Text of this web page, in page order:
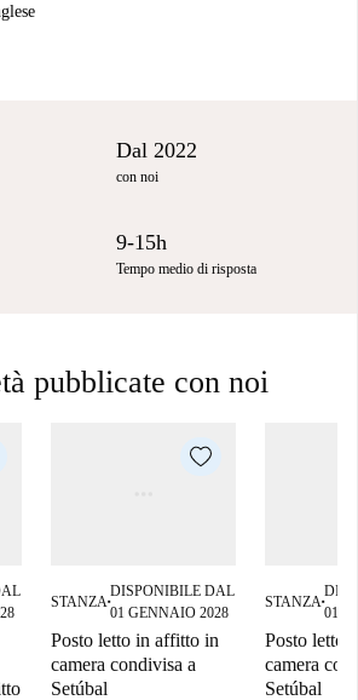
Dal 2022
con noi
9-15h
Tempo medio di risposta
pubblicate con noi
STANZA■
DISPONIBILE DAL
01 GENNAIO 2028
Posto letto in affitto in
camera condivisa a
Setúbal
STANZA■
01
Posto letto
camera
Setúbal